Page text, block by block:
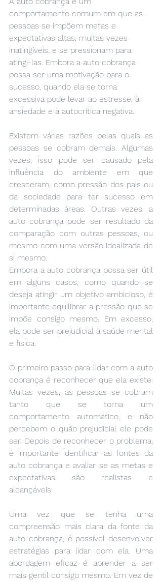
comportamento comum em que as
pessoas se impõem metas e
expectativas altas, muitas vezes
inatingíveis, e se pressionam para
atingi-las. Embora a auto cobrança
possa ser uma motivação para o
sucesso, quando ela se torna
excessiva pode levar ao estresse, à
ansiedade e à autocrítica negativa.
Existem várias razões pelas quais as
pessoas se cobram demais. Algumas
vezes, isso pode ser causado pela
influência do ambiente em que
cresceram, como pressão dos pais ou
da sociedade para ter sucesso em
determinadas áreas. Outras vezes, a
auto cobrança pode ser resultado da
comparação com outras pessoas, ou
mesmo com uma versão idealizada de
si mesmo.
Embora a auto cobrança possa ser útil
em alguns casos, como quando se
deseja atingir um objetivo ambicioso, é
importante equilibrar a pressão que se
impõe consigo mesmo. Em excesso,
ela pode ser prejudicial à saúde mental
e física.
O primeiro passo para lidar com a auto
cobrança é reconhecer que ela existe.
Muitas vezes, as pessoas se cobram
tanto que se torna um
comportamento automático, e não
percebem o quão prejudicial ele pode
ser. Depois de reconhecer o problema,
é importante identificar as fontes da
auto cobrança e avaliar se as metas e
expectativas são realistas e
alcançáveis.
Uma vez que se tenha uma
compreensão mais clara da fonte da
auto cobrança, é possível desenvolver
estratégias para lidar com ela. Uma
abordagem eficaz é aprender a ser
mais gentil consigo mesmo. Em vez de